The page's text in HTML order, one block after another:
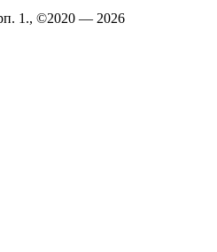
1., ©2020 — 2026